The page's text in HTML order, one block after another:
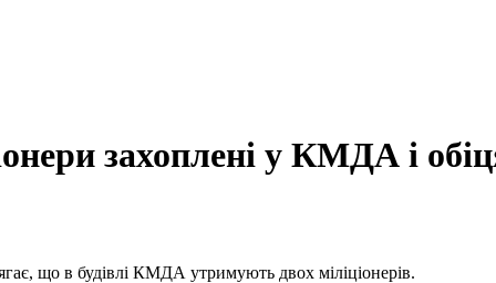
захоплені у КМДА і
що в будівлі КМДА утримують двох міліціонерів.